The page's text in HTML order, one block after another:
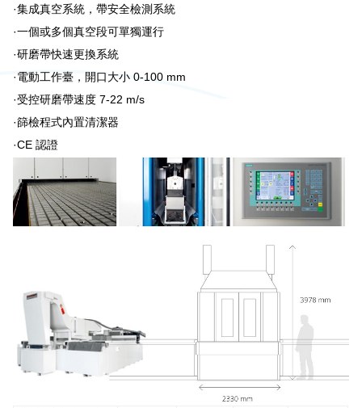
·集成真空系統，帶安全檢測系統
·一個或多個真空段可單獨運行
·研磨帶快速更換系統
·電動工作臺，開口大小 0-100 mm
·受控研磨帶速度 7-22 m/s
·篩檢程式內置清潔器
·CE 認證